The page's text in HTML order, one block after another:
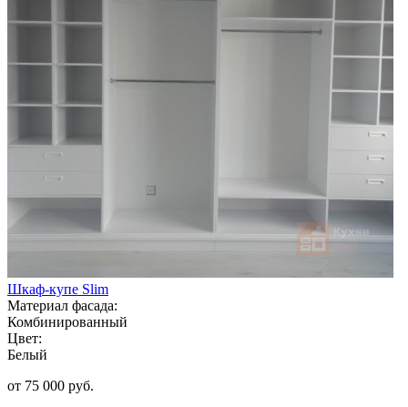
Шкаф-купе Slim
Материал фасада:
Комбинированный
Цвет:
Белый
от 75 000 руб.